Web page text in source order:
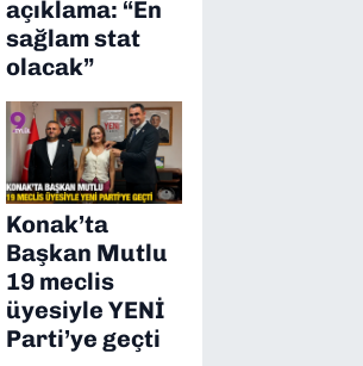
açıklama: “En
sağlam stat
olacak”
Konak’ta
Başkan Mutlu
19 meclis
üyesiyle YENİ
Parti’ye geçti